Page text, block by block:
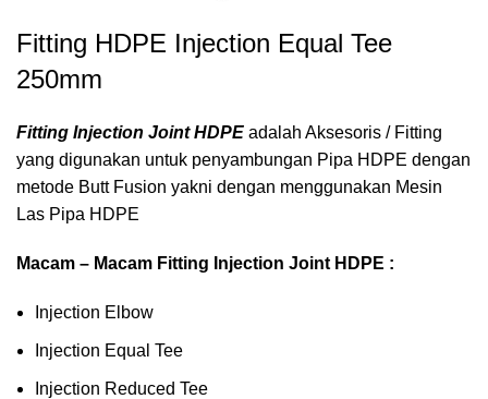
Fitting HDPE Injection Equal Tee
250mm
Fitting Injection Joint HDPE adalah Aksesoris / Fitting
yang digunakan untuk penyambungan Pipa HDPE dengan
metode Butt Fusion yakni dengan menggunakan Mesin
Las Pipa HDPE
Macam – Macam Fitting Injection Joint HDPE :
Injection Elbow
Injection Equal Tee
Injection Reduced Tee